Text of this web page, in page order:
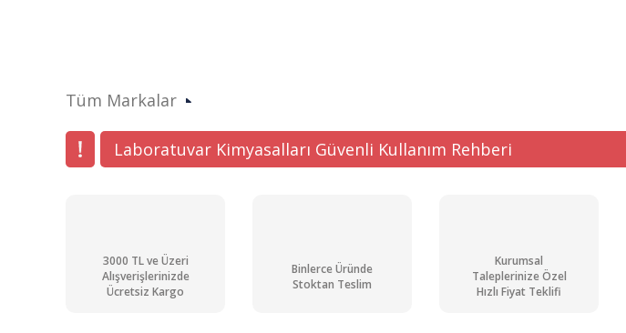
Tüm Markalar
Laboratuvar Kimyasalları Güvenli Kullanım Rehberi
3000 TL ve Üzeri
Alışverişlerinizde
Ücretsiz Kargo
Binlerce Üründe
Stoktan Teslim
Kurumsal
Taleplerinize Özel
Hızlı Fiyat Teklifi